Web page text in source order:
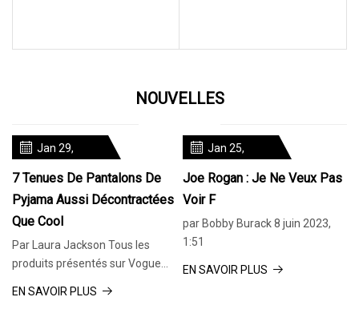
NOUVELLES
Jan 29,
7 Tenues De Pantalons De
Pyjama Aussi Décontractées
Que Cool
Par Laura Jackson Tous les
produits présentés sur Vogue
EN SAVOIR PLUS
Jan 25,
Joe Rogan : Je Ne Veux Pas
Voir F
par Bobby Burack 8 juin 2023,
1:51
EN SAVOIR PLUS